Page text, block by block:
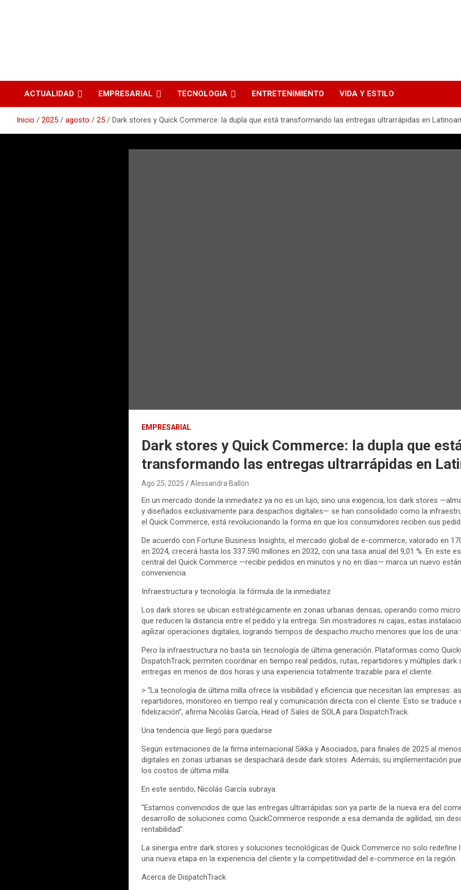
ACTUALIDAD EMPRESARIAL TECNOLOGIA ENTRETENIMIENTO VIDA Y ESTILO
Inicio 2025 agosto 25 Dark stores y Quick Commerce: la dupla que está transformando las entregas ultrarrápidas en
EMPRESARIAL
Dark stores y Quick Commerce: la dupla que
transformando las entregas ultrarrápidas en
Ago 25, 2025 Alessandra Ballón
En un mercado donde la inmediatez ya no es un lujo, sino una exigencia, los dark stores
y diseñados exclusivamente para despachos digitales— se han consolidado como la
el Quick Commerce, está revolucionando la forma en que los consumidores reciben sus
De acuerdo con Fortune Business Insights, el mercado global de e-commerce, valorado en
en 2024, crecerá hasta los 337.590 millones en 2032, con una tasa anual del 9,01 %. En este
central del Quick Commerce —recibir pedidos en minutos y no en días— marca un nuevo
conveniencia.
Infraestructura y tecnología: la fórmula de la inmediatez
Los dark stores se ubican estratégicamente en zonas urbanas densas, operando como
que reducen la distancia entre el pedido y la entrega. Sin mostradores ni cajas, estas
agilizar operaciones digitales, logrando tiempos de despacho mucho menores que los de una
Pero la infraestructura no basta sin tecnología de última generación. Plataformas como
DispatchTrack, permiten coordinar en tiempo real pedidos, rutas, repartidores y múltiples dark
entregas en menos de dos horas y una experiencia totalmente trazable para el cliente.
> “La tecnología de última milla ofrece la visibilidad y eficiencia que necesitan las empresas:
repartidores, monitoreo en tiempo real y comunicación directa con el cliente. Esto se traduce
fidelización”, afirma Nicolás García, Head of Sales de SOLA para DispatchTrack.
Una tendencia que llegó para quedarse
Según estimaciones de la firma internacional Sikka y Asociados, para finales de 2025 al
digitales en zonas urbanas se despachará desde dark stores. Además, su implementación
los costos de última milla.
En este sentido, Nicolás García subraya:
“Estamos convencidos de que las entregas ultrarrápidas son ya parte de la nueva era del
desarrollo de soluciones como QuickCommerce responde a esa demanda de agilidad, sin
rentabilidad”.
La sinergia entre dark stores y soluciones tecnológicas de Quick Commerce no solo redefine
una nueva etapa en la experiencia del cliente y la competitividad del e-commerce en la región.
Acerca de DispatchTrack